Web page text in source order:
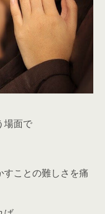
場面で
すことの難しさを痛